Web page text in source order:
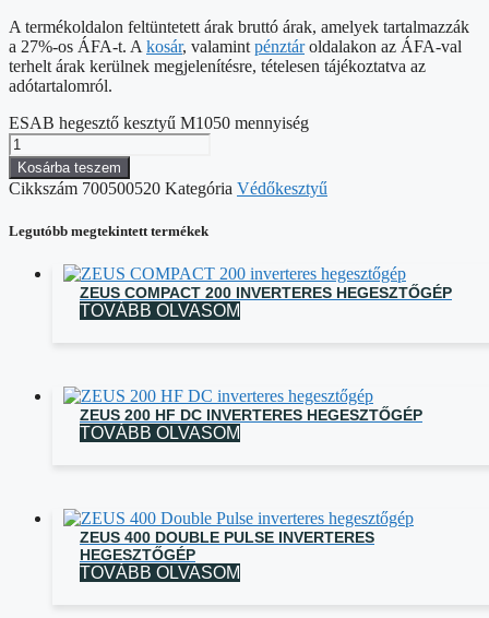
A termékoldalon feltüntetett árak bruttó árak, amelyek tartalmazzák
a 27%-os ÁFA-t. A kosár, valamint pénztároldalakon az ÁFA-val
terhelt árak kerülnek megjelenítésre, tételesen tájékoztatva az
adótartalomról.
ESAB hegesztő kesztyű M1050 mennyiség
Kosárba teszem
Cikkszám 700500520 Kategória Védőkesztyű
Legutóbb megtekintett termékek
ZEUS COMPACT 200 INVERTERES HEGESZTŐGÉP
TOVÁBB OLVASOM
ZEUS 200 HF DC INVERTERES HEGESZTŐGÉP
TOVÁBB OLVASOM
ZEUS 400 DOUBLE PULSE INVERTERES
HEGESZTŐGÉP
TOVÁBB OLVASOM